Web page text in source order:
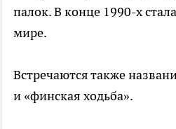
палок. В конце 1990-х
мире.
Встречаются также
и «финская ходьба».